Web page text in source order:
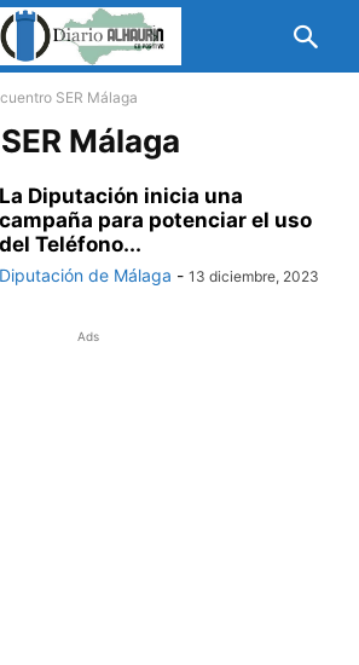
SER Málaga
Málaga
La Diputación inicia una
campaña para potenciar el uso
del Teléfono...
Diputación de Málaga - 13 diciembre, 2023
Ads